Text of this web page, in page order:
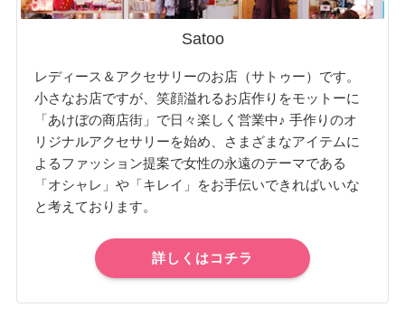
Satoo
レディース＆アクセサリーのお店（サトゥー）です。
小さなお店ですが、笑顔溢れるお店作りをモットーに
「あけぼの商店街」で日々楽しく営業中♪ 手作りのオ
リジナルアクセサリーを始め、さまざまなアイテムに
よるファッション提案で女性の永遠のテーマである
「オシャレ」や「キレイ」をお手伝いできればいいな
と考えております。
詳しくはコチラ